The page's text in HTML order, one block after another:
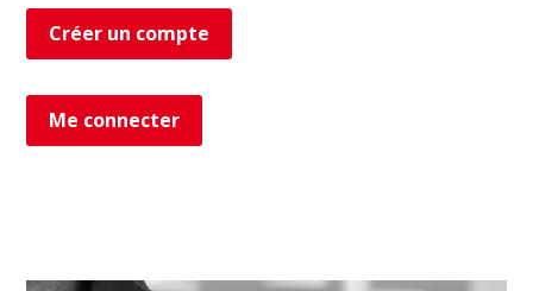
Créer un compte
Me connecter